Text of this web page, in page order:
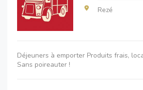
Rezé
Déjeuners à emporter Produits frais,
Sans poireauter !